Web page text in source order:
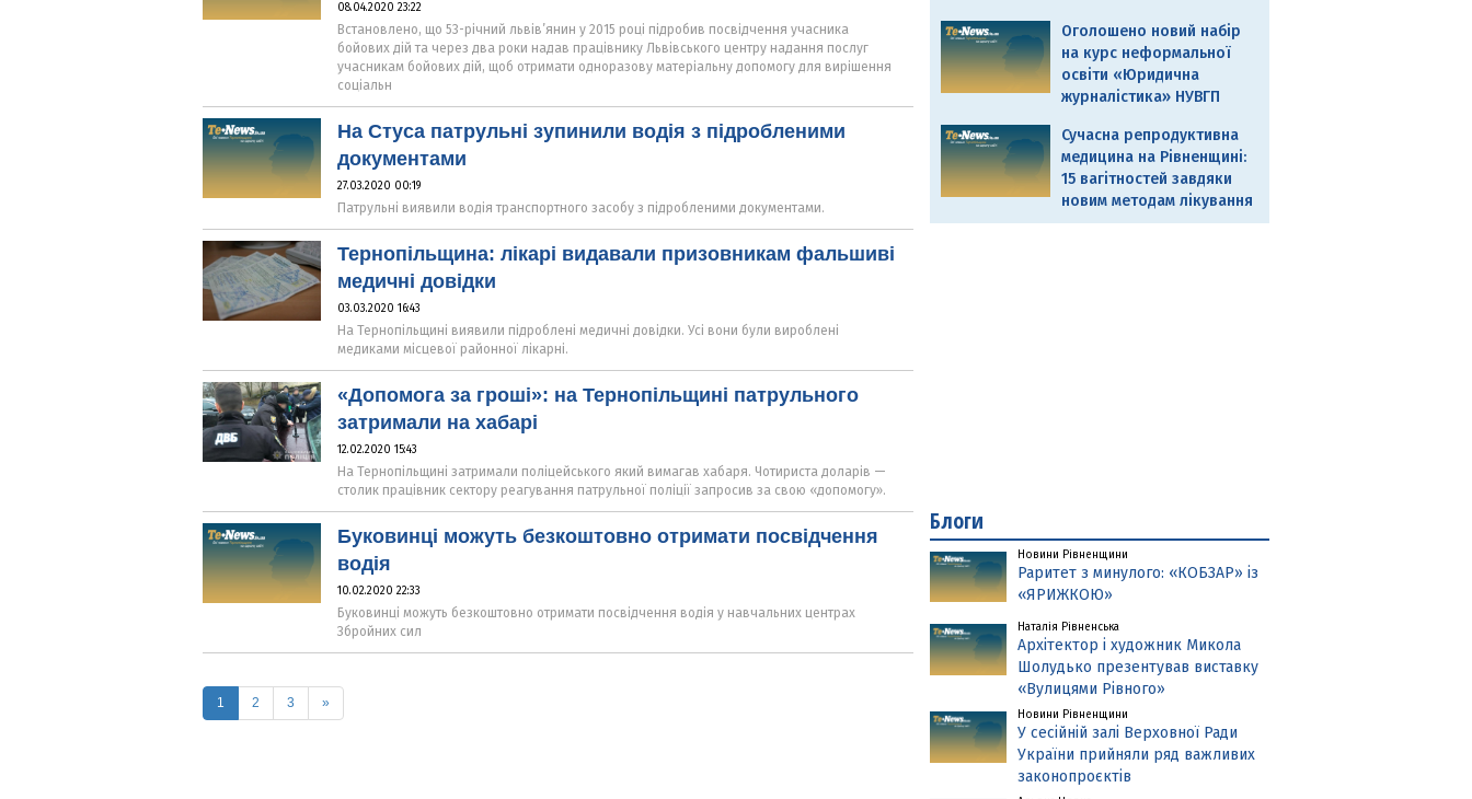
08.04.2020 23:22
Встановлено, що 53-річний львів’янин у 2015 році підробив посвідчення учасника
бойових дій та через два роки надав працівнику Львівського центру надання послуг
учасникам бойових дій, щоб отримати одноразову матеріальну допомогу для вирішення
соціальн
На Стуса патрульні зупинили водія з підробленими
документами
27.03.2020 00:19
Патрульні виявили водія транспортного засобу з підробленими документами.
Тернопільщина: лікарі видавали призовникам фальшиві
медичні довідки
03.03.2020 16:43
На Тернопільщині виявили підроблені медичні довідки. Усі вони були вироблені
медиками місцевої районної лікарні.
«Допомога за гроші»: на Тернопільщині патрульного
затримали на хабарі
12.02.2020 15:43
На Тернопільщині затримали поліцейського який вимагав хабаря. Чотириста доларів —
столик працівник сектору реагування патрульної поліції запросив за свою «допомогу».
Буковинці можуть безкоштовно отримати посвідчення
водія
10.02.2020 22:33
Буковинці можуть безкоштовно отримати посвідчення водія у навчальних центрах
Збройних сил
1 (current)
2 3 »
Оголошено новий набір
на курс неформальної
освіти «Юридична
журналістика» НУВГП
Сучасна репродуктивна
медицина на Рівненщині:
15 вагітностей завдяки
новим методам лікування
Блоги
Новини Рівненщини
Раритет з минулого: «КОБЗАР» із
«ЯРИЖКОЮ»
Наталія Рівненська
Архітектор і художник Микола
Шолудько презентував виставку
«Вулицями Рівного»
Новини Рівненщини
У сесійній залі Верховної Ради
України прийняли ряд важливих
законопроєктів